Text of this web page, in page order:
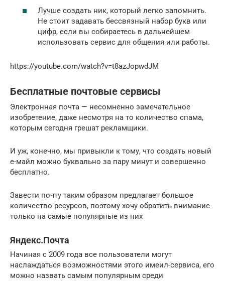
Лучше создать ник, который легко запомнить.
Не стоит задавать бессвязный набор букв или
цифр, если вы собираетесь в дальнейшем
использовать сервис для общения или работы.
https://youtube.com/watch?v=t8azJopwdJM
Бесплатные почтовые сервисы
Электронная почта — несомненно замечательное
изобретение, даже несмотря на то количество спама,
которым сегодня грешат рекламщики.
И уж, конечно, мы привыкли к тому, что создать новый
е-майл можно буквально за пару минут и совершенно
бесплатно.
Завести почту таким образом предлагает большое
количество ресурсов, поэтому хочу обратить внимание
только на самые популярные из них
Яндекс.Почта
Начиная с 2009 года все пользователи могут
наслаждаться возможностями этого имеил-сервиса, его
можно назвать самым популярным среди